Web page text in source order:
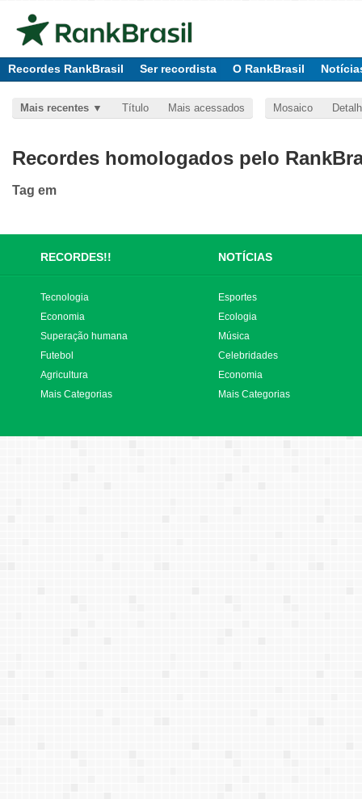
Recordes RankBrasil Ser recordista O RankBrasil
Mais recentes Título Mais acessados Mosaico
Recordes homologados pelo
Tag em
RECORDES!! NOTÍCIAS
Tecnologia
Economia
Superação humana
Futebol
Agricultura
Mais Categorias
Esportes
Ecologia
Música
Celebridades
Economia
Mais Categorias